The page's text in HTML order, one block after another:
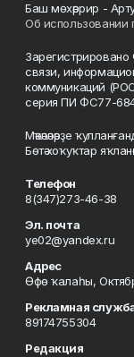
Баш мөхәррир - Артур
Об использовании
связи,
коммуникаций
серия ПИ ФС77-
Мәҡәләләрҙе
Бөтә хоҡуҡтар
Телефон
8(347)273-46-38
Эл. почта
ye02@yandex.ru
Адрес
Өфө ҡалаһы,
Рекламная
89174755304
Редакция